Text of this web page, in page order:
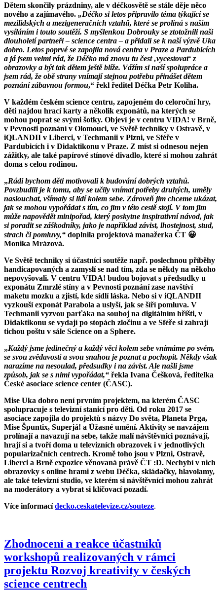
Dětem skončily prázdniny, ale v déčkosvětě se stále děje něco
nového a zajímavého. „Déčko si letos připravilo téma týkající se
mezilidských a mezigeneračních vztahů, které se prolíná s naším
vysíláním i touto soutěží. S myšlenkou Dobrouky se ztotožnili naši
dlouholetí partneři – science centra – a přidali se k naší výzvě Uka
dobro. Letos poprvé se zapojila nová centra v Praze a Pardubicích
a já jsem velmi rád, že Déčko má znovu tu čest ‚vycestovat‘ z
obrazovky a být tak dětem ještě blíže. Vážím si naší spolupráce a
jsem rád, že obě strany vnímají stejnou potřebu přinášet dětem
poznání zábavnou formou,“ řekl ředitel Déčka Petr Koliha.
V každém českém science centru, zapojeném do celoroční hry,
děti najdou hrací karty a několik exponátů, na kterých se
mohou poprat se svými šotky. Objeví je v centru VIDA! v Brně,
v Pevnosti poznání v Olomouci, ve Světě techniky v Ostravě, v
iQLANDII v Liberci, v Techmanii v Plzni, ve Sféře v
Pardubicích i v Didaktikonu v Praze. Z míst si odnesou nejen
zážitky, ale také papírové stínové divadlo, které si mohou zahrát
doma s celou rodinou.
„Rádi bychom děti motivovali k budování dobrých vztahů.
Povzbudili je k tomu, aby se učily vnímat potřeby druhých, uměly
naslouchat, všímaly si lidí kolem sebe. Zároveň jim chceme ukázat,
jak se mohou vypořádat s tím, co jim v této cestě stojí. V tom jim
může napovědět minipořad, který poskytne inspirativní návod, jak
si poradit se záškodníky, jako je například závist, lhostejnost, stud,
strach či pomluvy,“ doplnila projektová manažerka ČT 😀
Monika Mrázová.
Ve Světě techniky si účastníci soutěže např. poslechnou příběhy
handicapovaných a zamyslí se nad tím, zda se někdy na někoho
nepovyšovali. V centru VIDA! budou bojovat s předsudky u
exponátu Zmrzlé stíny a v Pevnosti poznání zase navštíví
maketu mozku a zjistí, kde sídlí láska. Nebo si v iQLANDII
vyzkouší exponát Parabola a uslyší, jak se šíří pomluva. V
Techmanii vyzvou parťáka na souboj na digitálním hřišti, v
Didaktikonu se vydají po stopách zločinu a ve Sféře si zahrají
tichou poštu v sále Science on a Sphere.
„Každý jsme jedinečný a každý věci kolem sebe vnímáme po svém,
se svou zvědavostí a svou snahou je poznat a pochopit. Někdy však
narazíme na nesoulad, předsudky i na závist. Ale našli jsme
způsob, jak se s nimi vypořádat,“ řekla Ivana Češková, ředitelka
České asociace science center (ČASC).
Mise Uka dobro není prvním projektem, na kterém ČASC
spolupracuje s televizní stanicí pro děti. Od roku 2017 se
asociace zapojila do projektů s názvy Do světa, Planeta Prga,
Mise Špuntix, Superjá! a Úžasné umění. Aktivity se navzájem
prolínají a navazují na sebe, takže malí návštěvníci poznávají,
hrají si a tvoří doma u televizních obrazovek i v jednotlivých
popularizačních centrech. Kromě toho jsou v Plzni, Ostravě,
Liberci a Brně expozice věnovaná právě ČT :D. Nechybí v nich
obrazovky s online hrami z webu Déčka, skládačky, hlavolamy,
ale také televizní studio, ve kterém si návštěvníci mohou zahrát
na moderátory a vybrat si klíčovací pozadí.
Více informacídecko.ceskatelevize.cz/souteze.
Zhodnocení a reakce účastníků
workshopů realizovaných v rámci
projektu Rozvoj kreativity v českých
science centrech